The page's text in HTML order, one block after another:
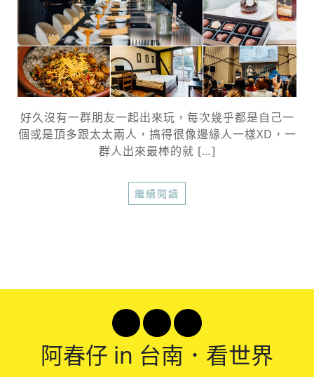
好久沒有一群朋友一起出來玩，每次幾乎都是自己一
個或是頂多跟太太兩人，搞得很像邊緣人一樣XD，一
群人出來最棒的就 […]
繼續閱讀
阿春仔 in 台南．看世界